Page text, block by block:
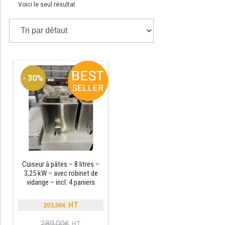
TABLE RÉFRIGÉRÉE
TABLE 600
TABLE 700 – 2 PORTES
TABLE 700 – 3 PORTES
TABLE 700 – 4 PORTES
TABLE 800
TABLE 700 VITRÉE
TABLE CONGÉLATEUR
Voici le seul résultat
- 30%
Cuiseur à pâtes – 8 litres –
3,25 kW – avec robinet de
vidange – incl. 4 paniers
prix
203,00€
Le